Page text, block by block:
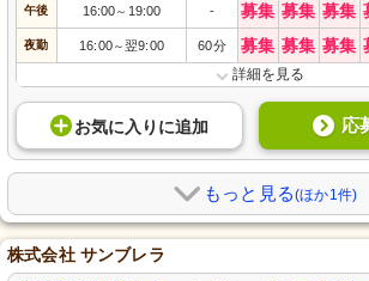
午後 16:00～ 19:00 - 募集 募集 募集
夜勤 16:00～翌9:00 60分 募集 募集 募集
詳細を見る
お気に入り に追加 応
もっと見る(ほか1件)
株式会社 サンブレラ